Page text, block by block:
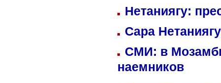
Нетаниягу:
Сара
СМИ: в
наемников